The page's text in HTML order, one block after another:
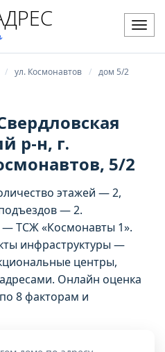
ул. Космонавтов дом 5/2
р-н, г.
5/2
этажей — 2,
— 2.
ТСЖ «Космонавты 1».
инфраструктуры —
центры,
Онлайн оценка
8 факторам и